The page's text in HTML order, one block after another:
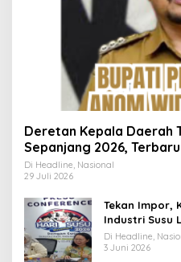
Deretan Kepala Daerah
Sepanjang 2026,
Widiyantoro
Di Headline, Nasional
29 Juli 2026
Tekan Impor,
Industri Susu
Nusantara
Di Headline,
3 Juni 2026